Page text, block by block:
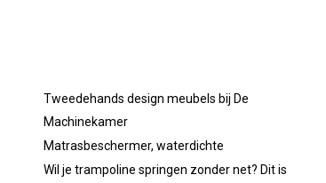
Tweedehands design meubels bij De
Machinekamer
Matrasbeschermer, waterdichte
Wil je trampoline springen zonder net? Dit is